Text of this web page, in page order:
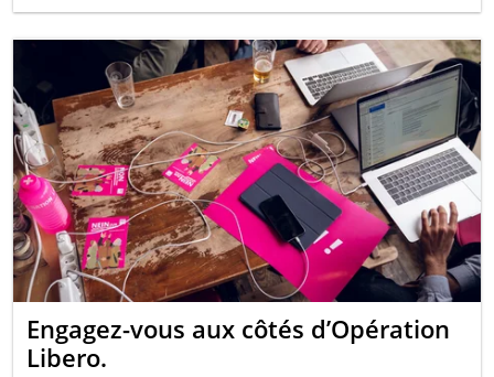
Engagez-vous aux côtés d’Opération
Libero.